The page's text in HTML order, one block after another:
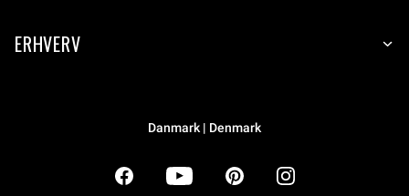
ERHVERV
Danmark | Denmark